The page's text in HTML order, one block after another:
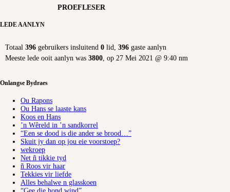
PROEFLESER
LEDE AANLYN
Totaal 396 gebruikers insluitend 0 lid, 396 gaste aanlyn
Meeste lede ooit aanlyn was 3800 , op 27 Mei 2021 @ 9:40 nm
Onlangse Bydraes
Ou Rapons
Ou Hans se laaste kans
Koos en Hans
’n Wêreld in ’n sandkorrel
“Een se dood is die ander se brood…”
Skuit jy dan op jou eie voorstoep?
wekroep
Net ñ tikkie tyd
ñ Roos vir haar
Tekkies vir liefde
Alles behalwe n glasskoen